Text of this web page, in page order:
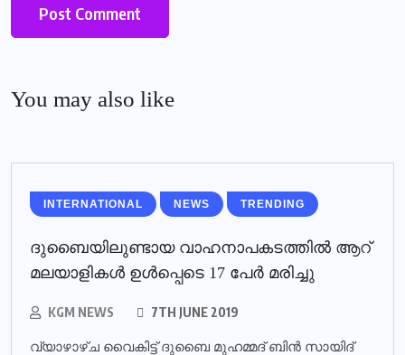
You may also like
INTERNATIONAL NEWS TRENDING
ദുബൈയിലുണ്ടായ വാഹനാപകടത്തില്‍ ആറ്
മലയാളികള്‍ ഉള്‍പ്പെടെ 17 പേര്‍ മരിച്ചു
KGM NEWS 7TH JUNE 2019
വ്യാഴാഴ്ച വൈകിട്ട് ദുബൈ മുഹമ്മദ് ബിൻ സായിദ്